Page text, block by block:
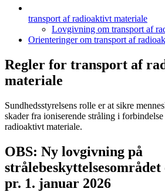
transport af radioaktivt materiale
Lovgivning om transport af
Orienteringer om transport af
Regler for transport af
materiale
Sundhedsstyrelsens rolle er at sikre
skader fra ioniserende stråling i
radioaktivt materiale.
OBS: Ny lovgivning på
pr. 1. januar 2026